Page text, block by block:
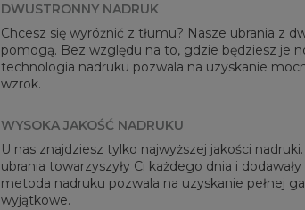
C -
DWUSTRONNY NADRUK
Chcesz się wyróżnić z tłumu? Nasze ubrania z
pomogą. Bez względu na to, gdzie będziesz je
technologia nadruku pozwala na uzyskanie
wzrok.
WYSOKA JAKOŚĆ NADRUKU
U nas znajdziesz tylko najwyższej jakości
ubrania towarzyszyły Ci każdego dnia i
metoda nadruku pozwala na uzyskanie pełnej
wyjątkowe.